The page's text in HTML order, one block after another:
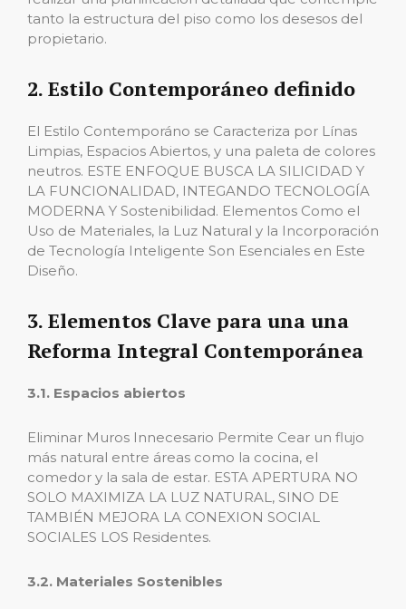
tanto la estructura del piso como los desesos del
propietario.
2. Estilo Contemporáneo definido
El Estilo Contemporáno se Caracteriza por Línas
Limpias, Espacios Abiertos, y una paleta de colores
neutros. ESTE ENFOQUE BUSCA LA SILICIDAD Y
LA FUNCIONALIDAD, INTEGANDO TECNOLOGÍA
MODERNA Y Sostenibilidad. Elementos Como el
Uso de Materiales, la Luz Natural y la Incorporación
de Tecnología Inteligente Son Esenciales en Este
Diseño.
3. Elementos Clave para una una
Reforma Integral Contemporánea
3.1. Espacios abiertos
Eliminar Muros Innecesario Permite Cear un flujo
más natural entre áreas como la cocina, el
comedor y la sala de estar. ESTA APERTURA NO
SOLO MAXIMIZA LA LUZ NATURAL, SINO DE
TAMBIÉN MEJORA LA CONEXION SOCIAL
SOCIALES LOS Residentes.
3.2. Materiales Sostenibles